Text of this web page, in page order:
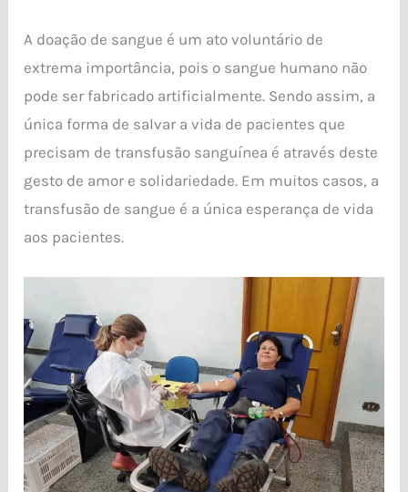
A doação de sangue é um ato voluntário de
extrema importância, pois o sangue humano não
pode ser fabricado artificialmente. Sendo assim, a
única forma de salvar a vida de pacientes que
precisam de transfusão sanguínea é através deste
gesto de amor e solidariedade. Em muitos casos, a
transfusão de sangue é a única esperança de vida
aos pacientes.